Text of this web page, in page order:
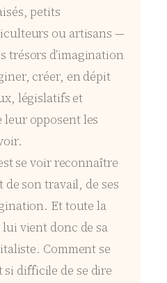
petits
ou artisans —
trésors d’imagination
créer, en dépit
législatifs et
opposent les
se voir reconnaître
son travail, de ses
Et toute la
lui vient donc de sa
Comment se
si difficile de se dire